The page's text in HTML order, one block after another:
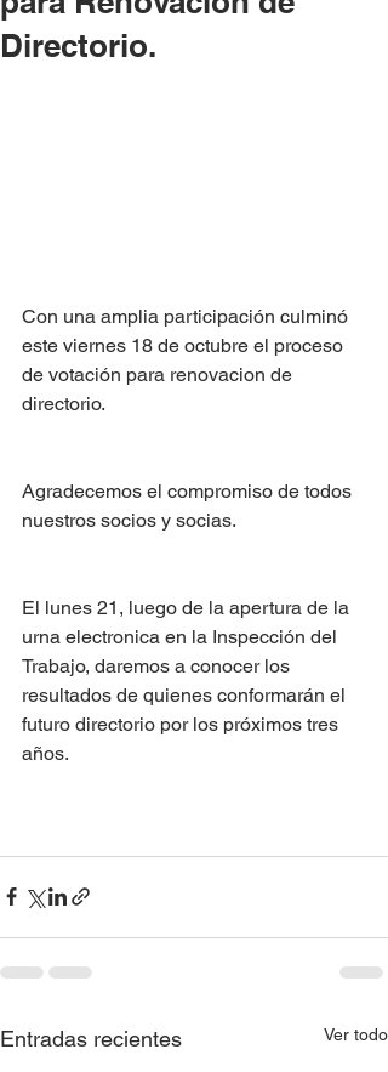
Directorio.
Con una amplia participación culminó
este viernes 18 de octubre el proceso
de votación para renovacion de
directorio.
Agradecemos el compromiso de todos
nuestros socios y socias.
El lunes 21, luego de la apertura de la
urna electronica en la Inspección del
Trabajo, daremos a conocer los
resultados de quienes conformarán el
futuro directorio por los próximos tres
años.
Entradas recientes Ver todo